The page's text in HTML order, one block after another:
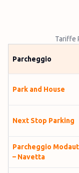
Tariffe
Parcheggio
Park and House
Next Stop Parking
Par­cheggio
– Na­vetta